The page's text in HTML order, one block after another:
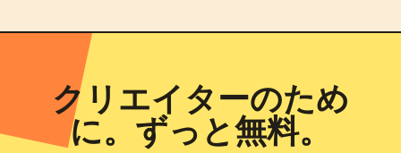
クリエイターのため
に。ずっと無料。